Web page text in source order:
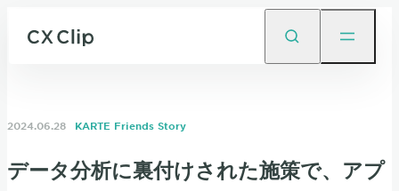
2024.06.28 KARTE Friends Story
データ分析に裏付けされた施策で、アプ